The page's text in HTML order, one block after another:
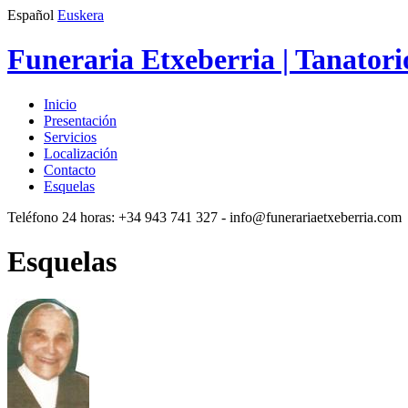
Español Euskera
Funeraria Etxeberria |
Inicio
Presentación
Servicios
Localización
Contacto
Esquelas
Teléfono 24 horas: +34 943 741 327 - info@funerariaetxeberria.com
Esquelas